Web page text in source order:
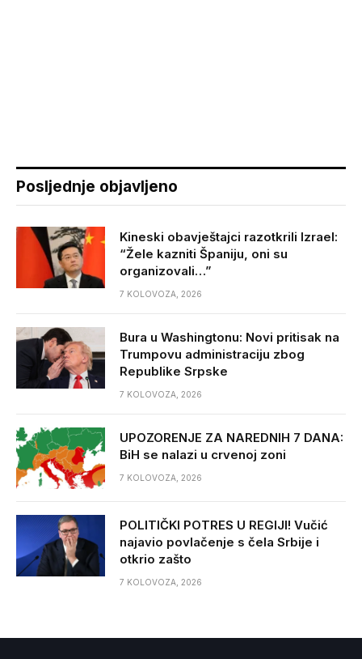
Posljednje objavljeno
Kineski obavještajci razotkrili Izrael:
“Žele kazniti Španiju, oni su
organizovali…”
7 KOLOVOZA, 2026
Bura u Washingtonu: Novi pritisak na
Trumpovu administraciju zbog
Republike Srpske
7 KOLOVOZA, 2026
UPOZORENJE ZA NAREDNIH 7 DANA:
BiH se nalazi u crvenoj zoni
7 KOLOVOZA, 2026
POLITIČKI POTRES U REGIJI! Vučić
najavio povlačenje s čela Srbije i
otkrio zašto
7 KOLOVOZA, 2026